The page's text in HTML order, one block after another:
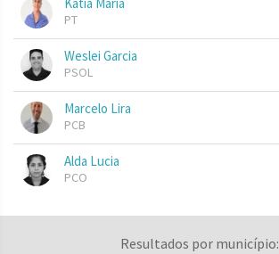
PT
Weslei Garcia
PSOL
Marcelo Lira
PCB
Alda Lucia
PCO
Resultados por município: